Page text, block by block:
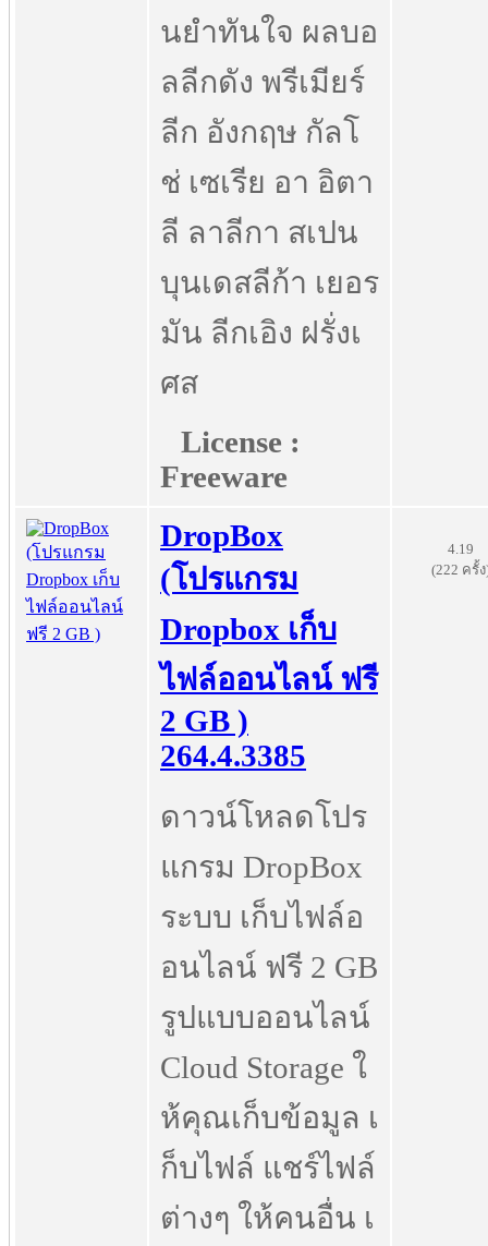
นยำทันใจ ผลบอ
ลลีกดัง พรีเมียร์
ลีก อังกฤษ กัลโ
ช่ เซเรีย อา อิตา
ลี ลาลีกา สเปน
บุนเดสลีก้า เยอร
มัน ลีกเอิง ฝรั่งเ
ศส
License :
Freeware
DropBox
(โปรแกรม
Dropbox เก็บ
ไฟล์ออนไลน์ ฟรี
2 GB )
264.4.3385
ดาวน์โหลดโปร
แกรม DropBox
ระบบ เก็บไฟล์อ
อนไลน์ ฟรี 2 GB
รูปแบบออนไลน์
Cloud Storage ใ
ห้คุณเก็บข้อมูล เ
ก็บไฟล์ แชร์ไฟล์
ต่างๆ ให้คนอื่น เ
4.19
(222 ครั้ง